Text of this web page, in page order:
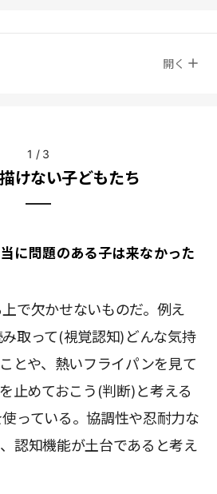
開く
1 / 3
けない子どもたち
に問題のある子は来なかった
で欠かせないものだ。例え
取って(視覚認知)どんな気持
とや、熱いフライパンを見て
止めておこう(判断)と考える
っている。協調性や忍耐力な
認知機能が土台であると考え